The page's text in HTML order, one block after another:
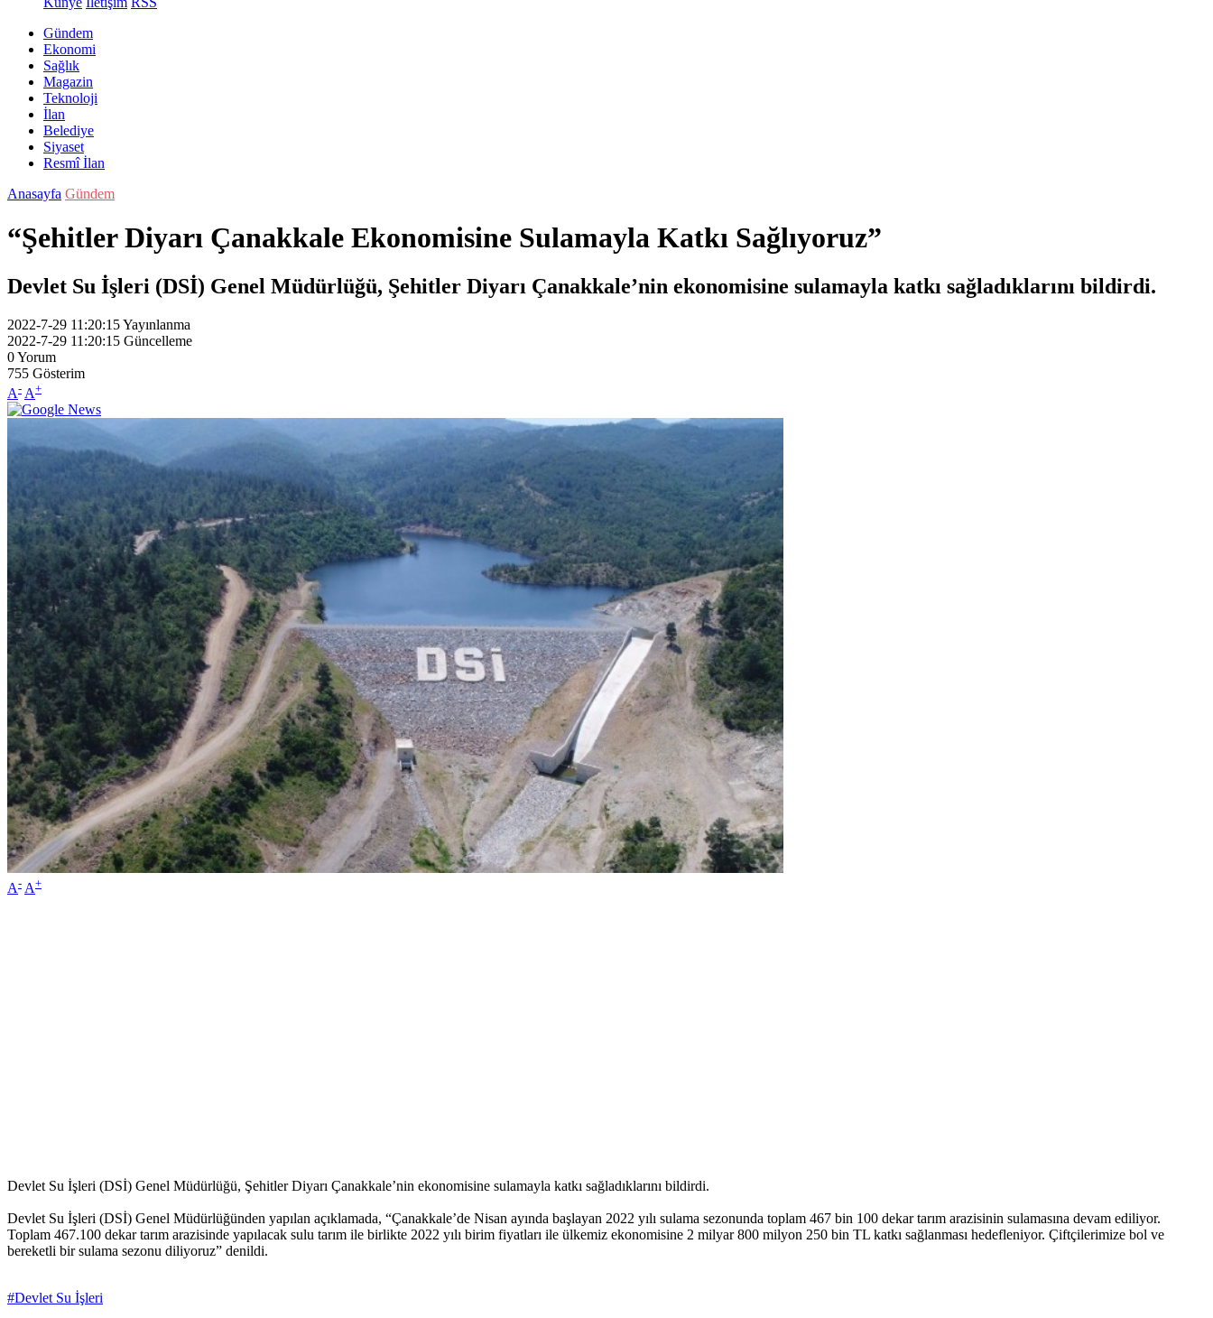
Gündem
Ekonomi
Sağlık
Magazin
Teknoloji
İlan
Belediye
Siyaset
Resmî İlan
Anasayfa Gündem
“Şehitler Diyarı Çanakkale Ekonomisine Sulamayla Katkı Sağlıyoruz”
Devlet Su İşleri (DSİ) Genel Müdürlüğü, Şehitler Diyarı Çanakkale’nin ekonomisine sulamayla katkı sağladıklarını bildirdi.
2022-7-29 11:20:15Yayınlanma
2022-7-29 11:20:15 Güncelleme
0Yorum
755 Gösterim
A- A+
A- A+
Devlet Su İşleri (DSİ) Genel Müdürlüğü, Şehitler Diyarı Çanakkale’nin ekonomisine sulamayla katkı sağladıklarını bildirdi.
Devlet Su İşleri (DSİ) Genel Müdürlüğünden yapılan açıklamada, “Çanakkale’de Nisan ayında başlayan 2022 yılı sulama sezonunda toplam 467 bin 100 dekar tarım arazisinin sulamasına devam ediliyor.
Toplam 467.100 dekar tarım arazisinde yapılacak sulu tarım ile birlikte 2022 yılı birim fiyatları ile ülkemiz ekonomisine 2 milyar 800 milyon 250 bin TL katkı sağlanması hedefleniyor. Çiftçilerimize bol ve
bereketli bir sulama sezonu diliyoruz” denildi.
#Devlet Su İşleri